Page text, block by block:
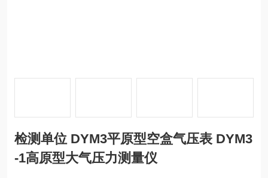
检测单位 DYM3平原型空盒气压表 DYM3
-1高原型大气压力测量仪